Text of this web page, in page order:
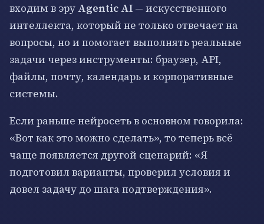
входим в эру Agentic AI — искусственного
интеллекта, который не только отвечает на
вопросы, но и помогает выполнять реальные
задачи через инструменты: браузер, API,
файлы, почту, календарь и корпоративные
системы.
Если раньше нейросеть в основном говорила:
«Вот как это можно сделать», то теперь всё
чаще появляется другой сценарий: «Я
подготовил варианты, проверил условия и
довел задачу до шага подтверждения».